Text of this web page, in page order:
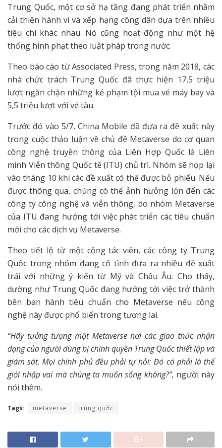
Trung Quốc, một cơ sở hạ tầng đang phát triển nhằm
cải thiện hành vi và xếp hạng công dân dựa trên nhiều
tiêu chí khác nhau. Nó cũng hoạt động như một hệ
thống hình phạt theo luật pháp trong nước.
Theo báo cáo từ Associated Press, trong năm 2018, các
nhà chức trách Trung Quốc đã thực hiện 17,5 triệu
lượt ngăn chặn những kẻ phạm tội mua vé máy bay và
5,5 triệu lượt với vé tàu.
Trước đó vào 5/7, China Mobile đã đưa ra đề xuất này
trong cuộc thảo luận về chủ đề Metaverse do cơ quan
công nghệ truyền thông của Liên Hợp Quốc là Liên
minh Viễn thông Quốc tế (ITU) chủ trì. Nhóm sẽ họp lại
vào tháng 10 khi các đề xuất có thể được bỏ phiếu. Nếu
được thông qua, chúng có thể ảnh hưởng lớn đến các
công ty công nghệ và viễn thông, do nhóm Metaverse
của ITU đang hướng tới việc phát triển các tiêu chuẩn
mới cho các dịch vụ Metaverse.
Theo tiết lộ từ một cộng tác viên, các công ty Trung
Quốc trong nhóm đang cố tình đưa ra nhiều đề xuất
trái với những ý kiến từ Mỹ và Châu Âu. Cho thấy,
dường như Trung Quốc đang hướng tới việc trở thành
bên ban hành tiêu chuẩn cho Metaverse nếu công
nghệ này được phổ biến trong tương lai.
“Hãy tưởng tượng một Metaverse nơi các giao thức nhận
dạng của người dùng bị chính quyền Trung Quốc thiết lập và
giám sát. Mọi chính phủ đều phải tự hỏi: Đó có phải là thế
giới nhập vai mà chúng ta muốn sống không?”, người này
nói thêm.
Tags: metaverse trung quốc